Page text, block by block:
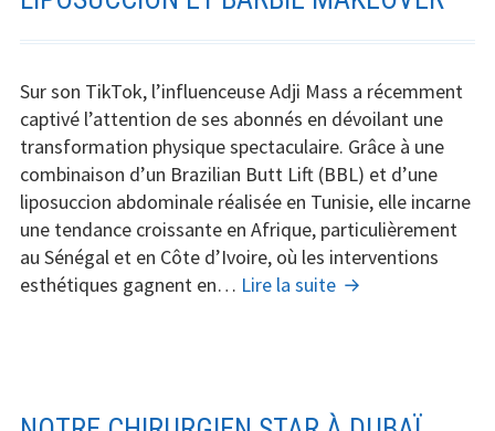
Sur son TikTok, l’influenceuse Adji Mass a récemment
captivé l’attention de ses abonnés en dévoilant une
transformation physique spectaculaire. Grâce à une
combinaison d’un Brazilian Butt Lift (BBL) et d’une
liposuccion abdominale réalisée en Tunisie, elle incarne
une tendance croissante en Afrique, particulièrement
au Sénégal et en Côte d’Ivoire, où les interventions
esthétiques gagnent en… Lire la suite Adji
du